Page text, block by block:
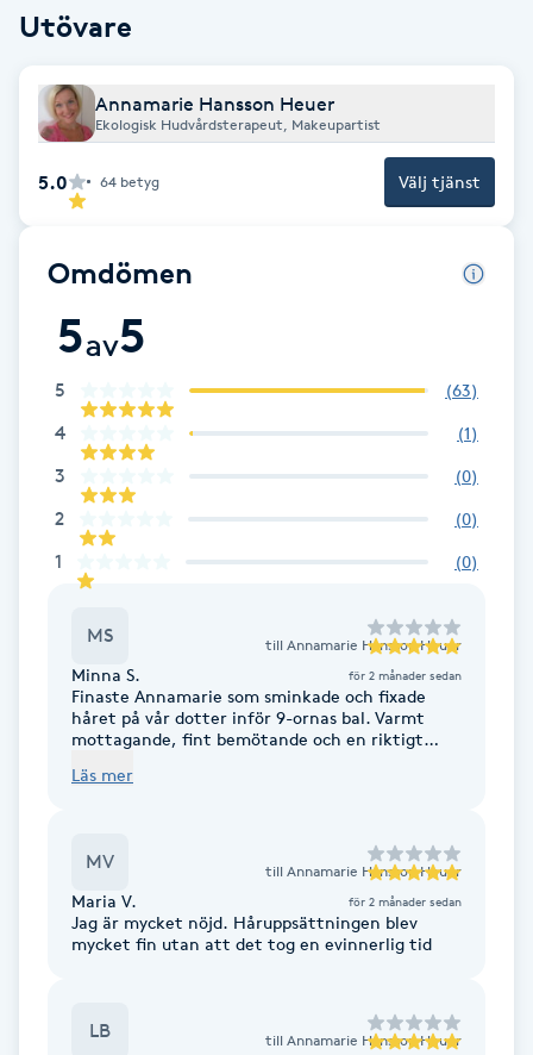
Fotsvamp
Fransar
Fransborttagning
Fransfärgning
Fransförlängning
Fransförlängning Megavolym
Fransförlängning Volym
Fransk manikyr
Frekvensterapi
Friskvård
Funktionsanalys
Utövare
Annamarie Hansson Heuer
Ekologisk Hudvårdsterapeut, Makeupartist
5.0 64 betyg Välj tjänst
Omdömen
5av5
5 (63)
4 (1)
3 (0)
2 (0)
1 (0)
MS till Annamarie Hansson Heuer
Minna S. för 2 månader sedan
Finaste Annamarie som sminkade och fixade
håret på vår dotter inför 9-ornas bal. Varmt
mottagande, fint bemötande och en riktigt
hår innan riktiga baldagen) - Tack!
Läs mer
MV till Annamarie Hansson Heuer
Maria V. för 2 månader sedan
Jag är mycket nöjd. Håruppsättningen blev
mycket fin utan att det tog en evinnerlig tid
LB till Annamarie Hansson Heuer